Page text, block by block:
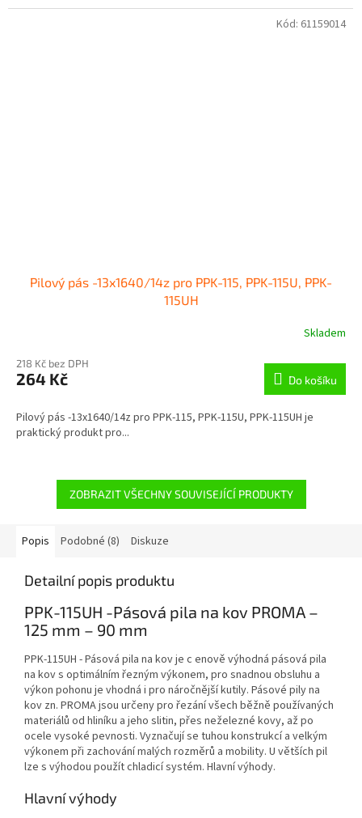
Pilový pás -13x1640/14z pro PPK-115, PPK-115U, PPK-
115UH
Skladem
218 Kč bez DPH
264 Kč Do košíku
Pilový pás -13x1640/14z pro PPK-115, PPK-115U, PPK-115UH je
praktický produkt pro...
Kód: 61159014
ZOBRAZIT VŠECHNY SOUVISEJÍCÍ PRODUKTY
Popis Podobné (8) Diskuze
Detailní popis produktu
PPK-115UH -Pásová pila na kov PROMA –
125 mm – 90 mm
PPK-115UH - Pásová pila na kov je c enově výhodná pásová pila
na kov s optimálním řezným výkonem, pro snadnou obsluhu a
výkon pohonu je vhodná i pro náročnější kutily. Pásové pily na
kov zn. PROMA jsou určeny pro řezání všech běžně používaných
materiálů od hliníku a jeho slitin, přes neželezné kovy, až po
ocele vysoké pevnosti. Vyznačují se tuhou konstrukcí a velkým
výkonem při zachování malých rozměrů a mobility. U větších pil
lze s výhodou použít chladicí systém. Hlavní výhody.
Hlavní výhody